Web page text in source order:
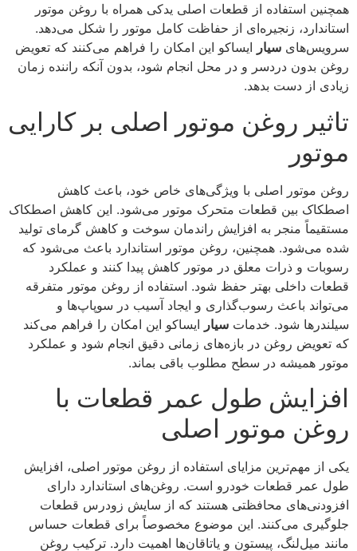
همچنین استفاده از قطعات اصلی یدکی همراه با روغن موتور
استاندارد، زنجیره‌ای از حفاظت کامل موتور را شکل می‌دهد.
سرویس‌های سیار ایساکو این امکان را فراهم می‌کنند که تعویض
روغن بدون دردسر و در محل انجام شود، بدون آنکه راننده زمان
زیادی از دست بدهد.
تاثیر روغن موتور اصلی بر کارایی
موتور
روغن موتور اصلی با ویژگی‌های خاص خود، باعث کاهش
اصطکاک بین قطعات متحرک موتور می‌شود. این کاهش اصطکاک
مستقیماً منجر به افزایش راندمان سوخت و کاهش گرمای تولید
شده می‌شود. همچنین، روغن موتور استاندارد باعث می‌شود که
رسوبات و ذرات معلق در موتور کاهش پیدا کنند و عملکرد
قطعات داخلی بهتر حفظ شود. استفاده از روغن موتور متفرقه
می‌تواند باعث رسوب‌گذاری و ایجاد آسیب در سوپاپ‌ها و
سیلندرها شود. خدمات سیار ایساکو این امکان را فراهم می‌کند
که تعویض روغن در بازه‌های زمانی دقیق انجام شود و عملکرد
موتور همیشه در سطح مطلوب باقی بماند.
افزایش طول عمر قطعات با
روغن موتور اصلی
یکی از مهم‌ترین مزایای استفاده از روغن موتور اصلی، افزایش
طول عمر قطعات خودرو است. روغن‌های استاندارد دارای
افزودنی‌های محافظتی هستند که از سایش زودرس قطعات
جلوگیری می‌کنند. این موضوع مخصوصاً برای قطعات حساس
مانند میل‌لنگ، پیستون و یاتاقان‌ها اهمیت دارد. ترکیب روغن